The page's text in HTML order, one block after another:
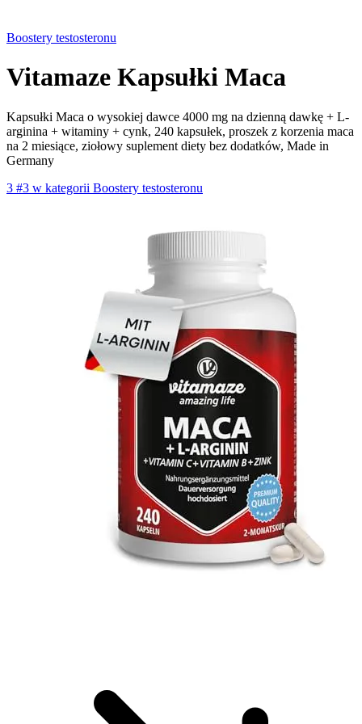
Boostery testosteronu
Vitamaze Kapsułki Maca
Kapsułki Maca o wysokiej dawce 4000 mg na dzienną dawkę + L-
arginina + witaminy + cynk, 240 kapsułek, proszek z korzenia maca
na 2 miesiące, ziołowy suplement diety bez dodatków, Made in
Germany
3 #3 w kategorii Boostery testosteronu